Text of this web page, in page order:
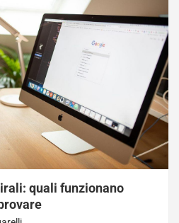
quali funzionano